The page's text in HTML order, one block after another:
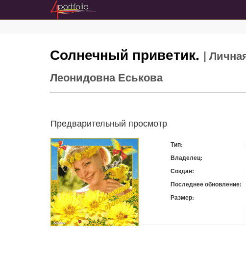
Солнечный приветик. |
Леонидовна Еськова
Предварительный просмотр
Тип:
Владелец:
Создан:
Последнее обновление:
Размер: